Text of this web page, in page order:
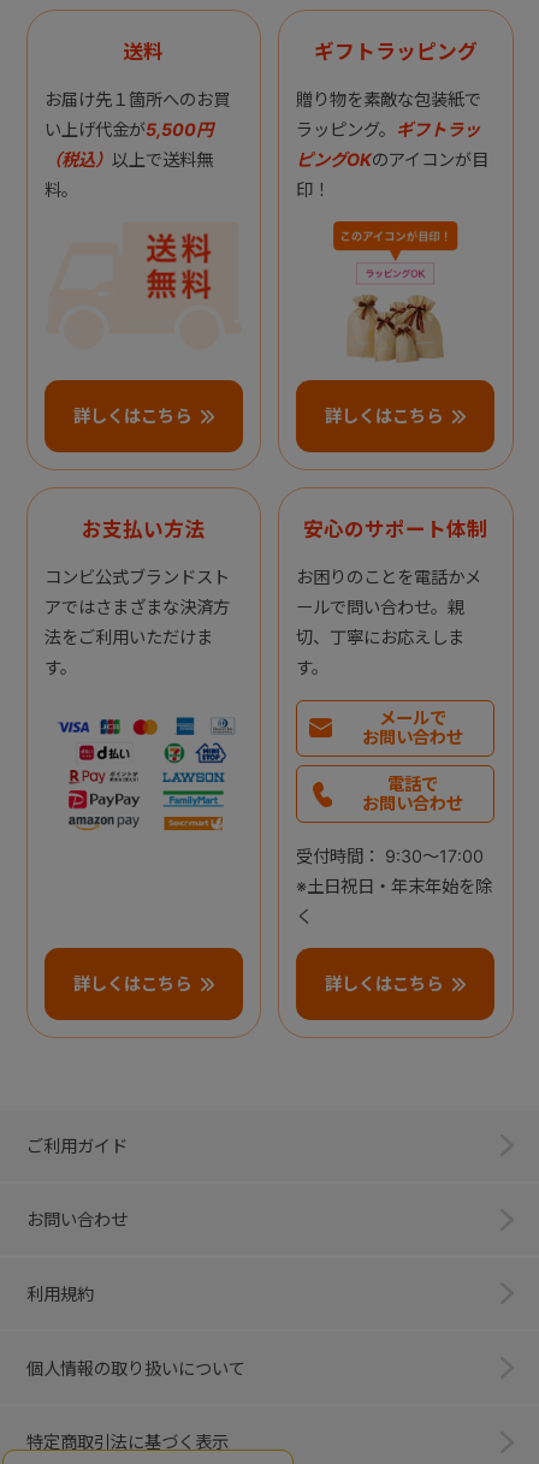
送料
お届け先１箇所へのお買
い上げ代金が5,500円
（税込） 以上で送料無
料。
詳しくはこちら
ギフトラッピング
贈り物を素敵な包装紙で
ラッピング。 ギフトラッ
ピングOKのアイコンが目
印！
詳しくはこちら
お支払い方法
コンビ公式ブランドスト
アではさまざまな決済方
法をご利用いただけま
す。
詳しくはこちら
安心のサポート体制
お困りのことを電話かメ
ールで問い合わせ。親
切、丁寧にお応えしま
す。
メールで
お問い合わせ
電話で
お問い合わせ
受付時間： 9:30～17:00
※土日祝日・年末年始を除
く
詳しくはこちら
ご利用ガイド
お問い合わせ
利用規約
個人情報の取り扱いについて
特定商取引法に基づく表示